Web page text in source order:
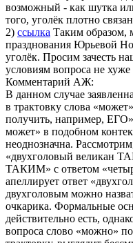
возможный - как шутка
того, уголёк плотно
2) ссылка Таким образом,
празднования Юрьевой
уголёк. Просим зачесть
условиям вопроса не хуже
Комментарий АЖ:
В данном случае
в трактовку слова
получить, например,
может» в подобном
неоднозначна.
«двухголовый великан
ТАКИМ» с ответом
апеллирует ответ
двухголовым можно
очкарика. Формальные
действительно есть,
вопроса слово «можно»